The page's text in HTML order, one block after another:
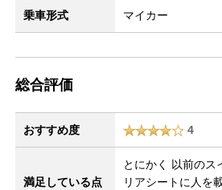
乗車形式 マイカー
総合評価
おすすめ度 4
満足している点
とにかく 以前のス
リアシートに人を